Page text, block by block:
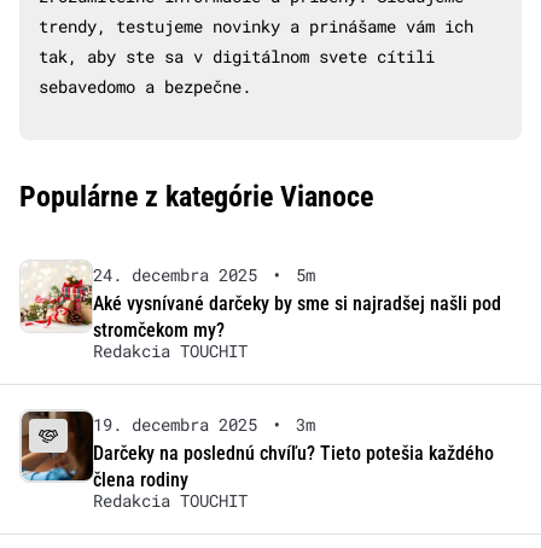
trendy, testujeme novinky a prinášame vám ich
tak, aby ste sa v digitálnom svete cítili
sebavedomo a bezpečne.
Populárne z kategórie Vianoce
24. decembra 2025 •
5m
Aké vysnívané darčeky by sme si najradšej našli pod
stromčekom my?
Redakcia TOUCHIT
19. decembra 2025 •
3m
Darčeky na poslednú chvíľu? Tieto potešia každého
člena rodiny
Redakcia TOUCHIT